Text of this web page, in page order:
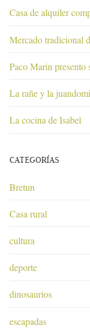
Casa de alquiler
Mercado tradicional
Paco Marin presento
La rañe y la
La cocina de Isabel
CATEGORÍAS
Bretun
Casa rural
cultura
deporte
dinosaurios
escapadas